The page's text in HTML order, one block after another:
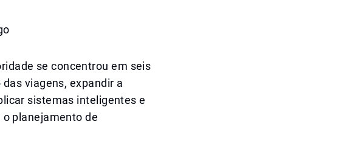
se concentrou em seis
viagens, expandir a
sistemas inteligentes e
planejamento de